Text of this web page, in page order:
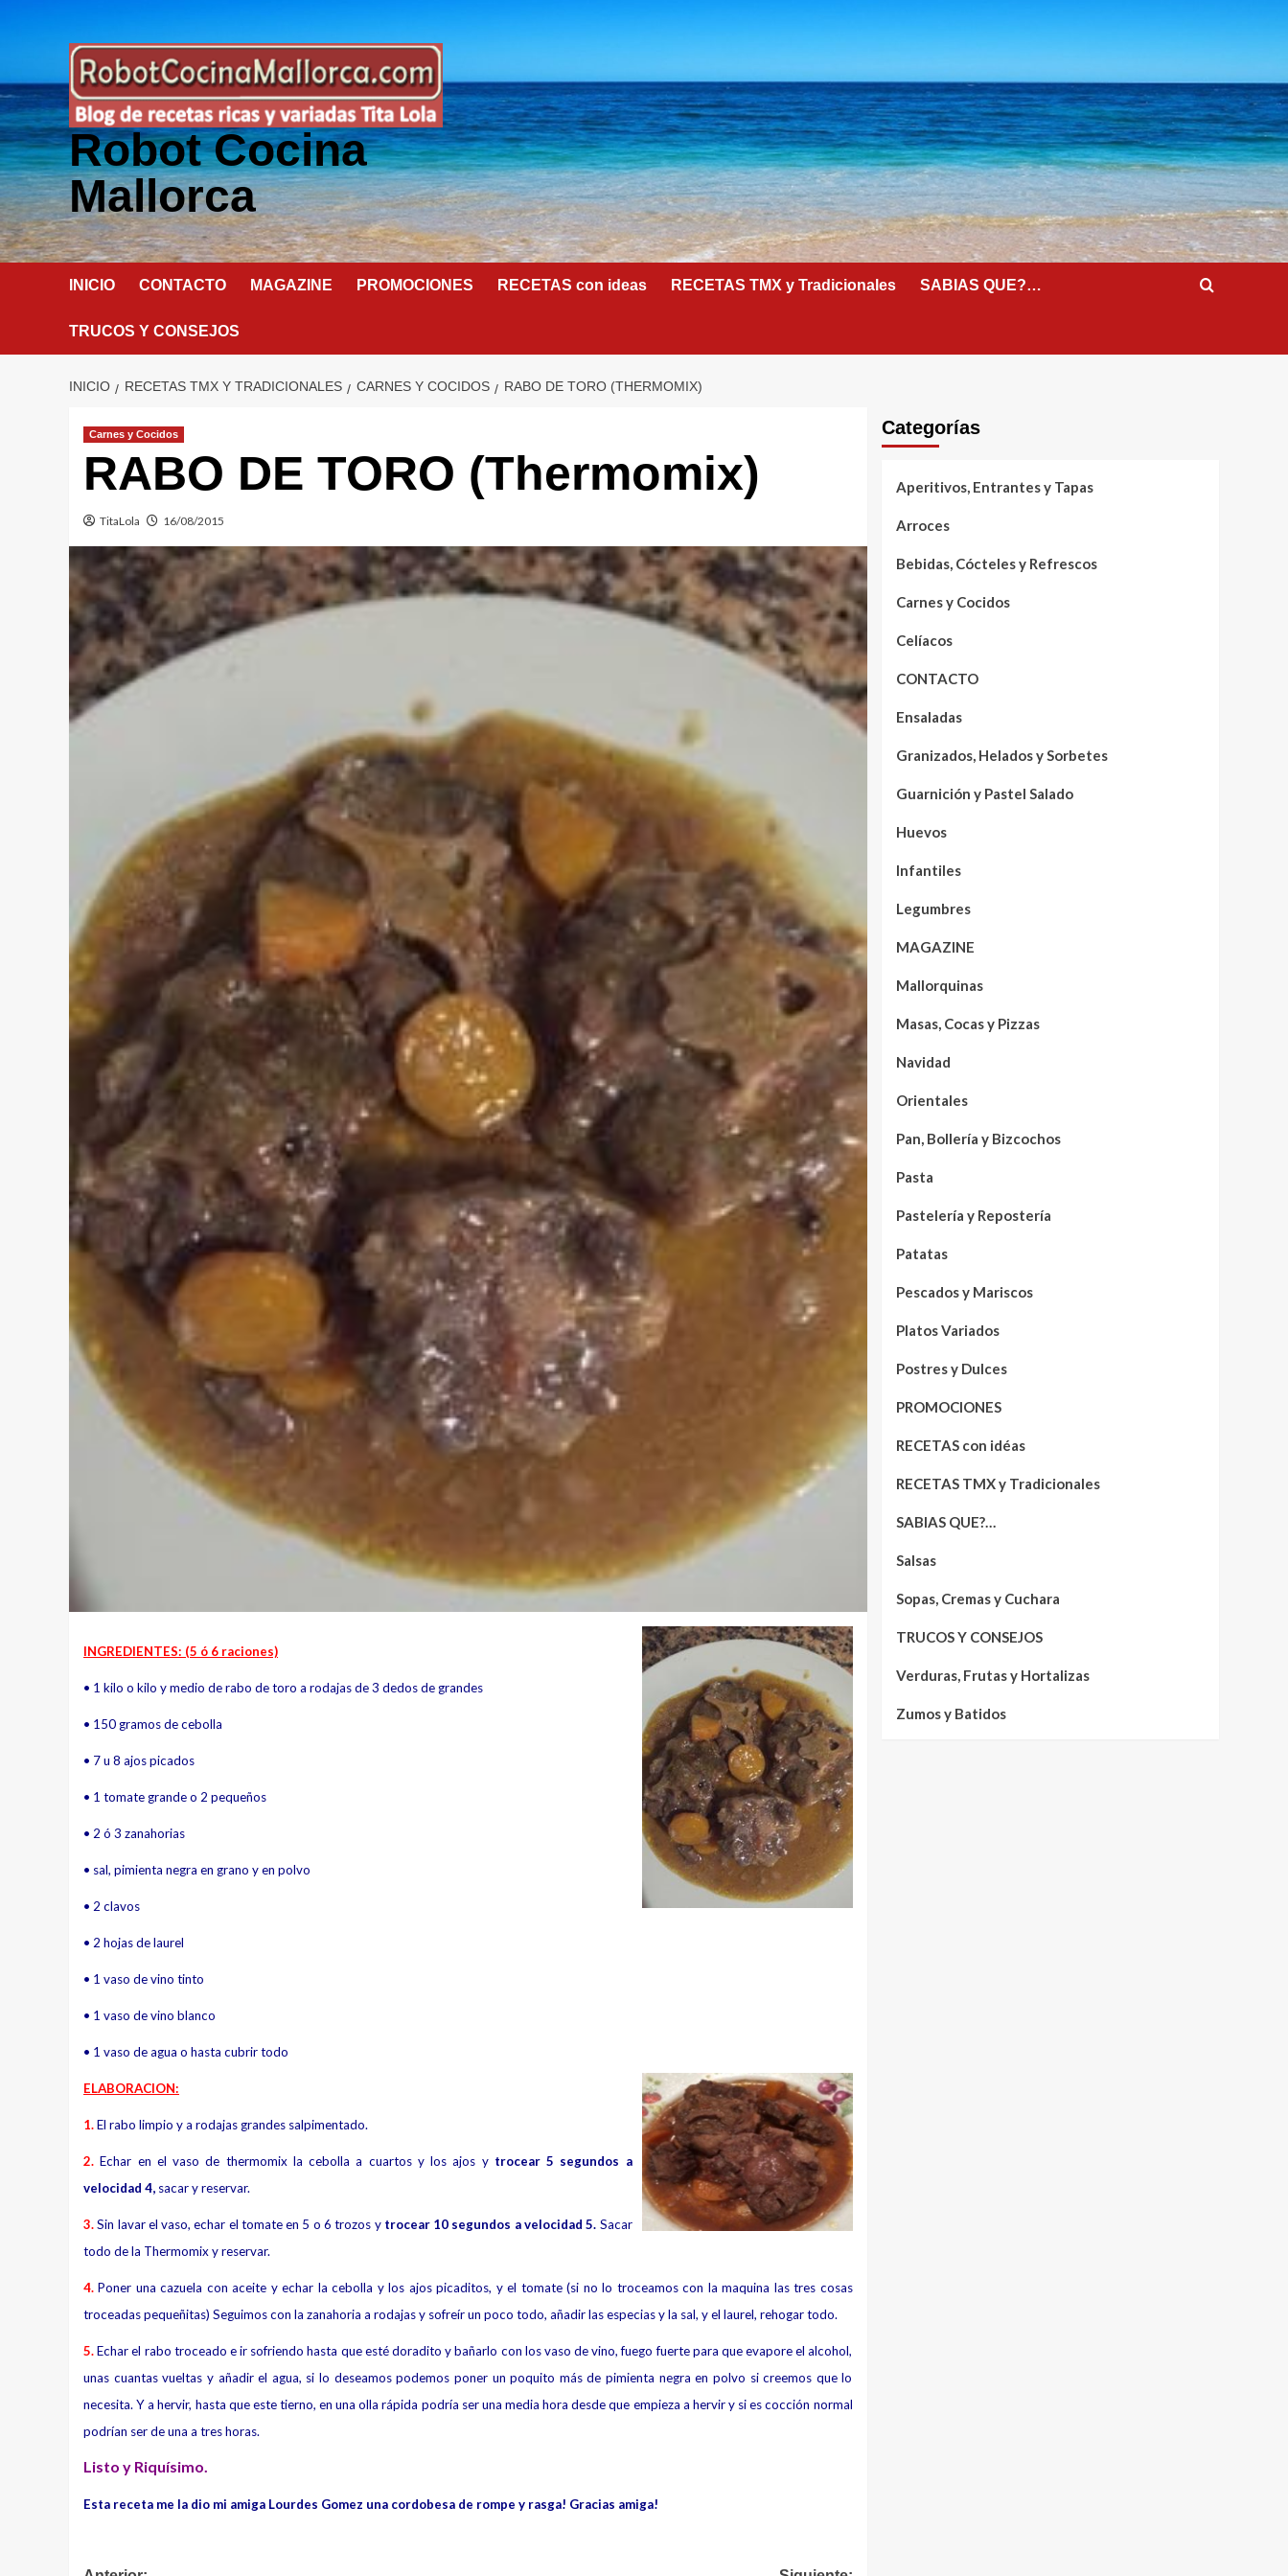
Robot Cocina
Mallorca
INICIO CONTACTO MAGAZINE PROMOCIONES RECETAS con ideas RECETAS TMX y Tradicionales SABIAS QUE?…
TRUCOS Y CONSEJOS
INICIO RECETAS TMX Y TRADICIONALES CARNES Y COCIDOS RABO DE TORO (THERMOMIX)
Carnes y Cocidos
RABO DE TORO (Thermomix)
TitaLola 16/08/2015
INGREDIENTES: (5 ó 6 raciones)
• 1 kilo o kilo y medio de rabo de toro a rodajas de 3 dedos de grandes
• 150 gramos de cebolla
• 7 u 8 ajos picados
• 1 tomate grande o 2 pequeños
• 2 ó 3 zanahorias
• sal, pimienta negra en grano y en polvo
• 2 clavos
• 2 hojas de laurel
• 1 vaso de vino tinto
• 1 vaso de vino blanco
• 1 vaso de agua o hasta cubrir todo
ELABORACION:
1.El rabo limpio y a rodajas grandes salpimentado.
2. Echar en el vaso de thermomix la cebolla a cuartos y los ajos y trocear 5 segundos a
velocidad 4, sacar y reservar.
3.Sin lavar el vaso, echar el tomate en 5 o 6 trozos y trocear 10 segundos a velocidad 5. Sacar
todo de la Thermomix y reservar.
4. Poner una cazuela con aceite y echar la cebolla y los ajos picaditos, y el tomate (si no lo troceamos con la maquina las tres cosas
troceadas pequeñitas) Seguimos con la zanahoria a rodajas y sofreír un poco todo, añadir las especias y la sal, y el laurel, rehogar todo.
5.Echar el rabo troceado e ir sofriendo hasta que esté doradito y bañarlo con los vaso de vino, fuego fuerte para que evapore el alcohol,
unas cuantas vueltas y añadir el agua, si lo deseamos podemos poner un poquito más de pimienta negra en polvo si creemos que lo
necesita. Y a hervir, hasta que este tierno, en una olla rápida podría ser una media hora desde que empieza a hervir y si es cocción normal
podrían ser de una a tres horas.
Listo y Riquísimo.
Esta receta me la dio mi amiga Lourdes Gomez una cordobesa de rompe y rasga! Gracias amiga!
Categorías
Aperitivos, Entrantes y Tapas
Arroces
Bebidas, Cócteles y Refrescos
Carnes y Cocidos
Celíacos
CONTACTO
Ensaladas
Granizados, Helados y Sorbetes
Guarnición y Pastel Salado
Huevos
Infantiles
Legumbres
MAGAZINE
Mallorquinas
Masas, Cocas y Pizzas
Navidad
Orientales
Pan, Bollería y Bizcochos
Pasta
Pastelería y Repostería
Patatas
Pescados y Mariscos
Platos Variados
Postres y Dulces
PROMOCIONES
RECETAS con idéas
RECETAS TMX y Tradicionales
SABIAS QUE?…
Salsas
Sopas, Cremas y Cuchara
TRUCOS Y CONSEJOS
Verduras, Frutas y Hortalizas
Zumos y Batidos